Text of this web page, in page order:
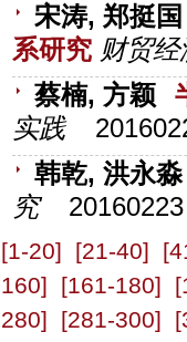
宋涛, 郑挺国
系研究 财贸经
蔡楠, 方颖
实践
韩乾, 洪永淼
究
20160223
[1-20] [21-40]
160]
[161-180]
280]
[281-300]